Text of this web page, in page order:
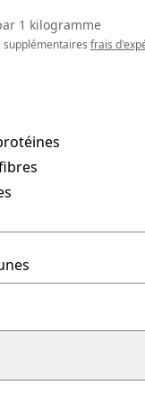
1 kilogramme
supplémentaires frais